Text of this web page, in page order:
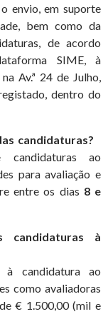
envio, em suporte
bem como da
de acordo
SIME, à
Av.ª 24 de Julho,
dentro do
candidaturas?
ao
para avaliação e
entre os dias 8 e
à
candidatura ao
como avaliadoras
€ 1.500,00 (mil e